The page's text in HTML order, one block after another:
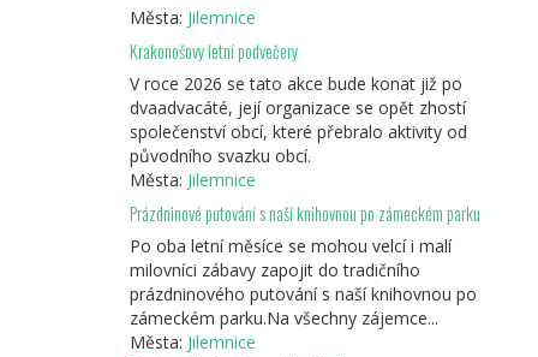
Města: Jilemnice
Krakonošovy letní podvečery
V roce 2026 se tato akce bude konat již po
dvaadvacáté, její organizace se opět zhostí
společenství obcí, které přebralo aktivity od
původního svazku obcí.
Města: Jilemnice
Prázdninové putování s naší knihovnou po zámeckém parku
Po oba letní měsíce se mohou velcí i malí
milovníci zábavy zapojit do tradičního
prázdninového putování s naší knihovnou po
zámeckém parku.Na všechny zájemce...
Města: Jilemnice